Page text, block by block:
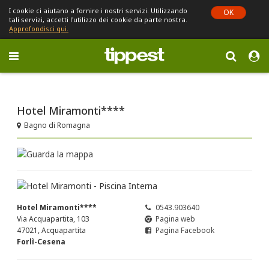
I cookie ci aiutano a fornire i nostri servizi. Utilizzando
tali servizi, accetti l'utilizzo dei cookie da parte nostra.
Approfondisci qui.
OK
Toggle
navigation
Hotel Miramonti****
Bagno di Romagna
Hotel Miramonti****
Via Acquapartita, 103
47021, Acquapartita
Forlì-Cesena
0543.903640
Pagina web
Pagina Facebook